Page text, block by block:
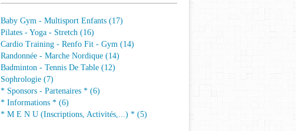
Baby Gym - Multisport Enfants (17)
Pilates - Yoga - Stretch (16)
Cardio Training - Renfo Fit - Gym (14)
Randonnée - Marche Nordique (14)
Badminton - Tennis De Table (12)
Sophrologie (7)
* Sponsors - Partenaires * (6)
* Informations * (6)
* M E N U (Inscriptions, Activités,...) * (5)